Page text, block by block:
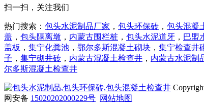
扫一扫，关注我们
热门搜索： 包头水泥制品厂家 ， 包头环保砖 ， 包头混凝
盖 ， 包头隔离墩 ， 内蒙古围栏桩 ， 包头水泥道牙 ， 巴盟
盖板 ， 集宁化粪池 ， 鄂尔多斯混凝土砌块 ， 集宁检查井
子 ， 集宁砌井砖 ， 内蒙古混凝土检查井 ， 内蒙古水泥制
尔多斯混凝土检查井
网安备 15020202000229号 网站地图